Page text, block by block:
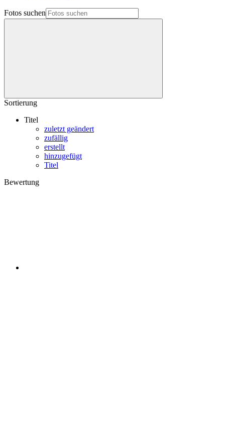
Fotos suchen
Sortierung
Titel
zuletzt geändert
zufällig
erstellt
hinzugefügt
Titel
Bewertung